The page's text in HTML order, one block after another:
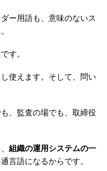
ー用語も、意味のないス
す。
使えます。そして、問い
、監査の場でも、取締役
組織の運用システムの一
言語になるからです。